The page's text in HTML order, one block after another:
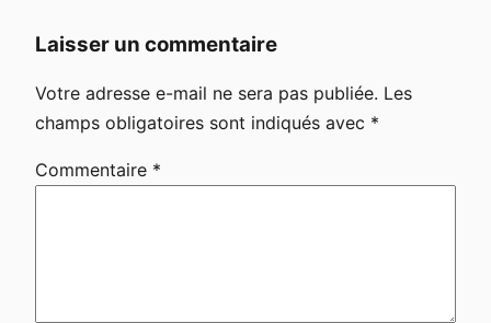
Laisser un commentaire
Votre adresse e-mail ne sera pas publiée. Les
champs obligatoires sont indiqués avec *
Commentaire *